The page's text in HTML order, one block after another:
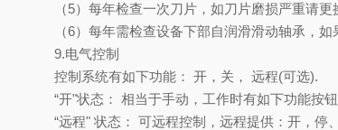
（5）每年检查一次刀片，如刀片磨损严重请
（6）每年需检查设备下部自润滑滑动轴承，如
9.电气控制
控制系统有如下功能： 开，关， 远程(可选).
“开"状态： 相当于手动，工作时有如下功能按
“远程" 状态： 可远程控制，远程提供：开，停